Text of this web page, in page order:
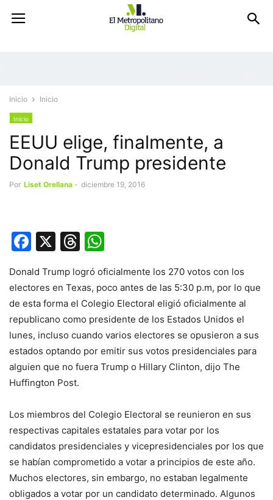
Inicio Inicio
Inicio
EEUU elige, finalmente, a
Donald Trump presidente
Por Liset Orellana - diciembre 19, 2016
Facebook
X Threads
Donald Trump logró oficialmente los 270 votos con los
electores en Texas, poco antes de las 5:30 p.m, por lo que
de esta forma el Colegio Electoral eligió oficialmente al
republicano como presidente de los Estados Unidos el
lunes, incluso cuando varios electores se opusieron a sus
estados optando por emitir sus votos presidenciales para
alguien que no fuera Trump o Hillary Clinton, dijo The
Huffington Post.
Los miembros del Colegio Electoral se reunieron en sus
respectivas capitales estatales para votar por los
candidatos presidenciales y vicepresidenciales por los que
se habían comprometido a votar a principios de este año.
Muchos electores, sin embargo, no estaban legalmente
obligados a votar por un candidato determinado. Algunos